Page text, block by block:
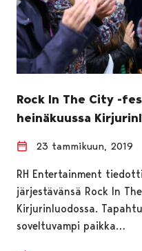
Rock In The City -
heinäkuussa
23 tammikuun, 2019
RH Entertainment
järjestävänsä Rock In
Kirjurinluodossa.
soveltuvampi paikka…